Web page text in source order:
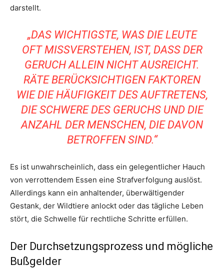
darstellt.
„DAS WICHTIGSTE, WAS DIE LEUTE
OFT MISSVERSTEHEN, IST, DASS DER
GERUCH ALLEIN NICHT AUSREICHT.
RÄTE BERÜCKSICHTIGEN FAKTOREN
WIE DIE HÄUFIGKEIT DES AUFTRETENS,
DIE SCHWERE DES GERUCHS UND DIE
ANZAHL DER MENSCHEN, DIE DAVON
BETROFFEN SIND.“
Es ist unwahrscheinlich, dass ein gelegentlicher Hauch
von verrottendem Essen eine Strafverfolgung auslöst.
Allerdings kann ein anhaltender, überwältigender
Gestank, der Wildtiere anlockt oder das tägliche Leben
stört, die Schwelle für rechtliche Schritte erfüllen.
Der Durchsetzungsprozess und mögliche
Bußgelder